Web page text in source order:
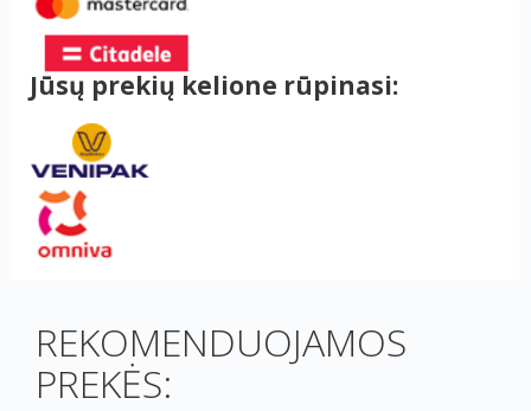
Jūsų prekių kelione rūpinasi:
REKOMENDUOJAMOS
PREKĖS: